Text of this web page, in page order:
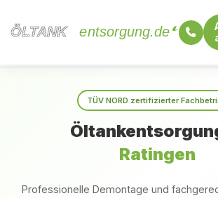
ÖLTANK
ÖLTANK entsorgung.de
TÜV NORD zertifizierter
Ratingen
Professionelle Demontage und